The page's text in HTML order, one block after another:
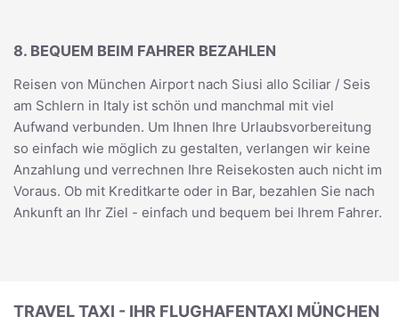
8. BEQUEM BEIM FAHRER BEZAHLEN
Reisen von München Airport nach Siusi allo Sciliar / Seis
am Schlern in Italy ist schön und manchmal mit viel
Aufwand verbunden. Um Ihnen Ihre Urlaubsvorbereitung
so einfach wie möglich zu gestalten, verlangen wir keine
Anzahlung und verrechnen Ihre Reisekosten auch nicht im
Voraus. Ob mit Kreditkarte oder in Bar, bezahlen Sie nach
Ankunft an Ihr Ziel - einfach und bequem bei Ihrem Fahrer.
TRAVEL TAXI - IHR FLUGHAFENTAXI MÜNCHEN